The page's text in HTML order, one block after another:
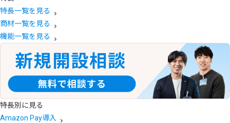
特長一覧を見る
商材一覧を見る
機能一覧を見る
特長別に見る
Amazon Pay導入